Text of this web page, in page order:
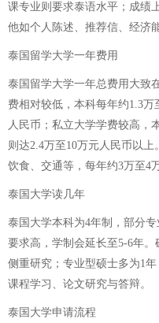
课专业则要求泰语水平；成绩
他如个人陈述、推荐信、经济
泰国留学大学一年费用
泰国留学大学一年总费用大致
费相对较低，本科每年约1.3
人民币；私立大学学费较高，
则达2.4万至10万元人民币以上
饮食、交通等，每年约3万至4
泰国大学读几年
泰国大学本科为4年制，部分
要求高，学制会延长至5-6年。
侧重研究；专业型硕士多为1
课程学习、论文研究与答辩。
泰国大学申请流程